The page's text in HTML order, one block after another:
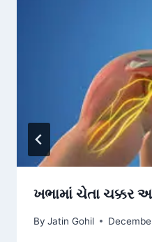
ખભામાં ચેતા ચક્કર
By Jatin Gohil